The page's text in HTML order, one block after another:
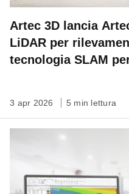
Artec 3D lancia
LiDAR per
tecnologia SLAM
3 apr 2026 5 min lettura